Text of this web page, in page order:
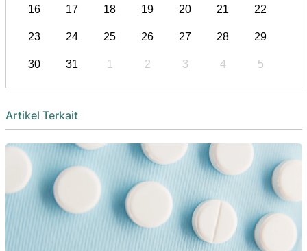
16 17 18 19 20 21 22
23 24 25 26 27 28 29
30 31 1 2 3 4 5
Artikel Terkait